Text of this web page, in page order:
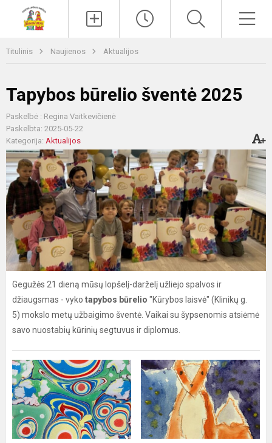
Titulinis Naujienos Aktualijos
Tapybos būrelio šventė 2025
Paskelbė : Regina Vaitkevičienė
Paskelbta: 2025-05-22
Kategorija: Aktualijos
Gegužės 21 dieną mūsų lopšelį-darželį užliejo spalvos ir
džiaugsmas - vyko tapybos būrelio "Kūrybos laisvė" (Klinikų g.
5) mokslo metų užbaigimo šventė. Vaikai su šypsenomis atsiėmė
savo nuostabių kūrinių segtuvus ir diplomus.